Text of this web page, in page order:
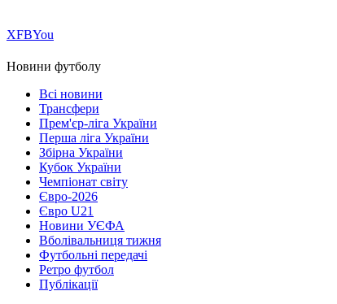
ХFBYou
Новини футболу
Всі новини
Трансфери
Прем'єр-ліга України
Перша ліга України
Збірна України
Кубок України
Чемпіонат світу
Євро-2026
Євро U21
Новини УЄФА
Вболівальниця тижня
Футбольні передачі
Ретро футбол
Публікації